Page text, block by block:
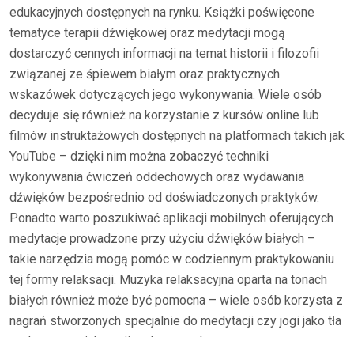
edukacyjnych dostępnych na rynku. Książki poświęcone
tematyce terapii dźwiękowej oraz medytacji mogą
dostarczyć cennych informacji na temat historii i filozofii
związanej ze śpiewem białym oraz praktycznych
wskazówek dotyczących jego wykonywania. Wiele osób
decyduje się również na korzystanie z kursów online lub
filmów instruktażowych dostępnych na platformach takich jak
YouTube – dzięki nim można zobaczyć techniki
wykonywania ćwiczeń oddechowych oraz wydawania
dźwięków bezpośrednio od doświadczonych praktyków.
Ponadto warto poszukiwać aplikacji mobilnych oferujących
medytacje prowadzone przy użyciu dźwięków białych –
takie narzędzia mogą pomóc w codziennym praktykowaniu
tej formy relaksacji. Muzyka relaksacyjna oparta na tonach
białych również może być pomocna – wiele osób korzysta z
nagrań stworzonych specjalnie do medytacji czy jogi jako tła